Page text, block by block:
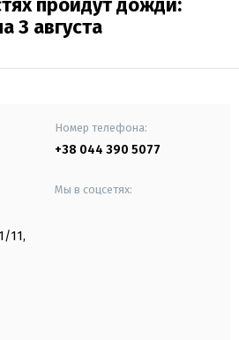
3 августа
Номер телефона:
+38 044 390 5077
11,
Мы в соцсетях: